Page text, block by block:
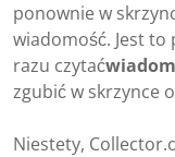
ponownie w
wiadomość. Jest to
razu czytać
zgubić w skrzynce
Niestety,